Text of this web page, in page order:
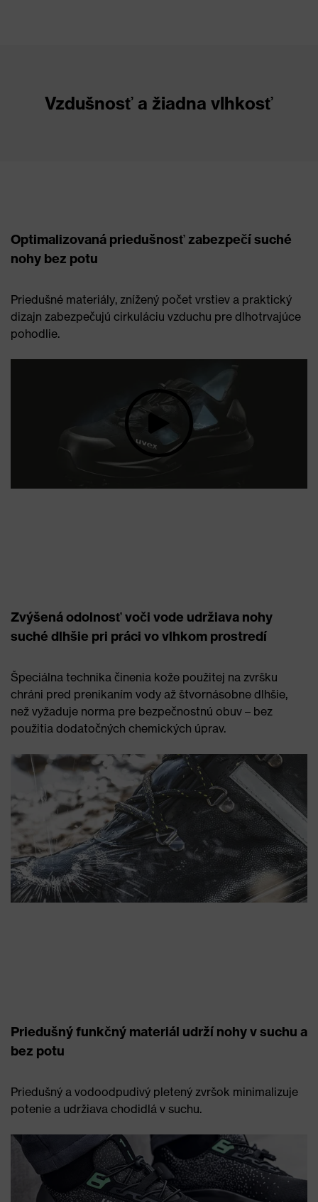
Vzdušnosť a žiadna vlhkosť
Optimalizovaná priedušnosť zabezpečí suché
nohy bez potu
Priedušné materiály, znížený počet vrstiev a praktický
dizajn zabezpečujú cirkuláciu vzduchu pre dlhotrvajúce
pohodlie.
Zvýšená odolnosť voči vode udržiava nohy
suché dlhšie pri práci vo vlhkom prostredí
Špeciálna technika činenia kože použitej na zvršku
chráni pred prenikaním vody až štvornásobne dlhšie,
než vyžaduje norma pre bezpečnostnú obuv – bez
použitia dodatočných chemických úprav.
Priedušný funkčný materiál udrží nohy v suchu a
bez potu
Priedušný a vodoodpudivý pletený zvršok minimalizuje
potenie a udržiava chodidlá v suchu.